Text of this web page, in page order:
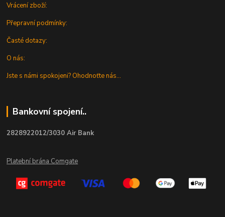
Vrácení zboží:
Přepravní podmínky:
Časté dotazy:
O nás:
Jste s námi spokojeni? Ohodnoťte nás...
Bankovní spojení..
2828922012/3030 Air Bank
Platební brána Comgate